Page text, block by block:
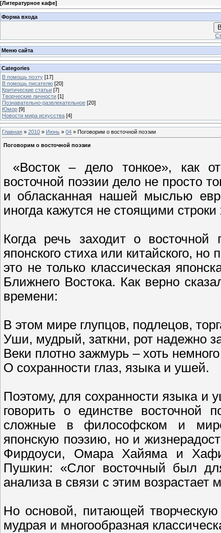
[Литературное кафе]
Форма входа
Меню сайта
Categories
В помощь поэту [17]
В помощь писателю [20]
Критические статьи [7]
Творческие личности [1]
Познавательно-развлекательное [20]
Юмор [9]
Новости мира искусства [4]
Главная » 2010 » Июнь » 04 » Поговорим о восточной поэзии
Поговорим о восточной поэзии
«Восток – дело тонкое», как
восточной поэзии дело не просто
и обласканная нашей мыслью
иногда кажутся не стоящими строки
Когда речь заходит о
японского стиха или китайского,
это не только классическая
Ближнего Востока. Как верно
времени:
В этом мире глупцов, подлецов,
Уши, мудрый, заткни, рот надежно
Веки плотно зажмурь – хоть
О сохранности глаз, языка и ушей.
Поэтому, для сохранности языка и
говорить о единстве восточной
сложные в философском и
японскую поэзию, но и
Фирдоуси, Омара Хайяма и
Пушкин: «Слог восточный был
анализа в связи с этим возрастает
Но основой, питающей творческую
мудрая и многообразная